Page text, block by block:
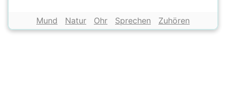
Mund Natur Ohr Sprechen Zuhören